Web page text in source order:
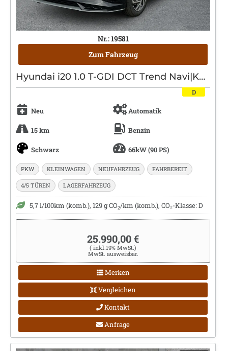
Nr.: 19581
Zum Fahrzeug
Hyundai i20 1.0 T-GDI DCT Trend Navi|Kamera|Sitzheizung
Neu Automatik
15 km Benzin
Schwarz 66kW (90 PS)
D
PKW KLEINWAGEN NEUFAHRZEUG FAHRBEREIT
4/5 TÜREN LAGERFAHRZEUG
5,7 l/100km (komb.), 129 g CO2/km (komb.), CO₂-Klasse: D
25.990,00 €
( inkl.19% MwSt.)
MwSt. ausweisbar.
Merken
Vergleichen
Kontakt
Anfrage